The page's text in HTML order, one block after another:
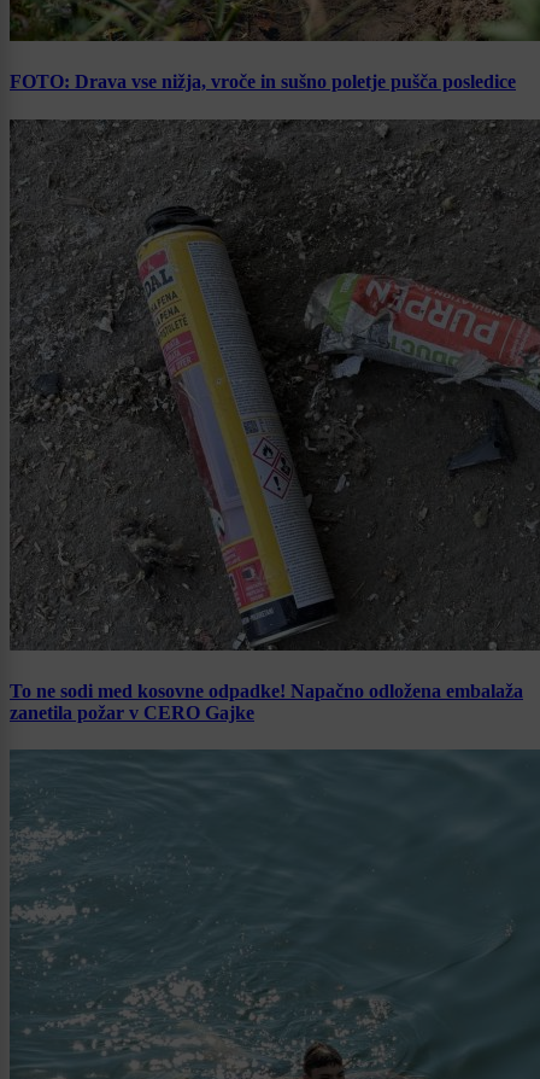
FOTO: Drava vse nižja, vroče in sušno poletje pušča posledice
To ne sodi med kosovne odpadke! Napačno odložena embalaža
zanetila požar v CERO Gajke